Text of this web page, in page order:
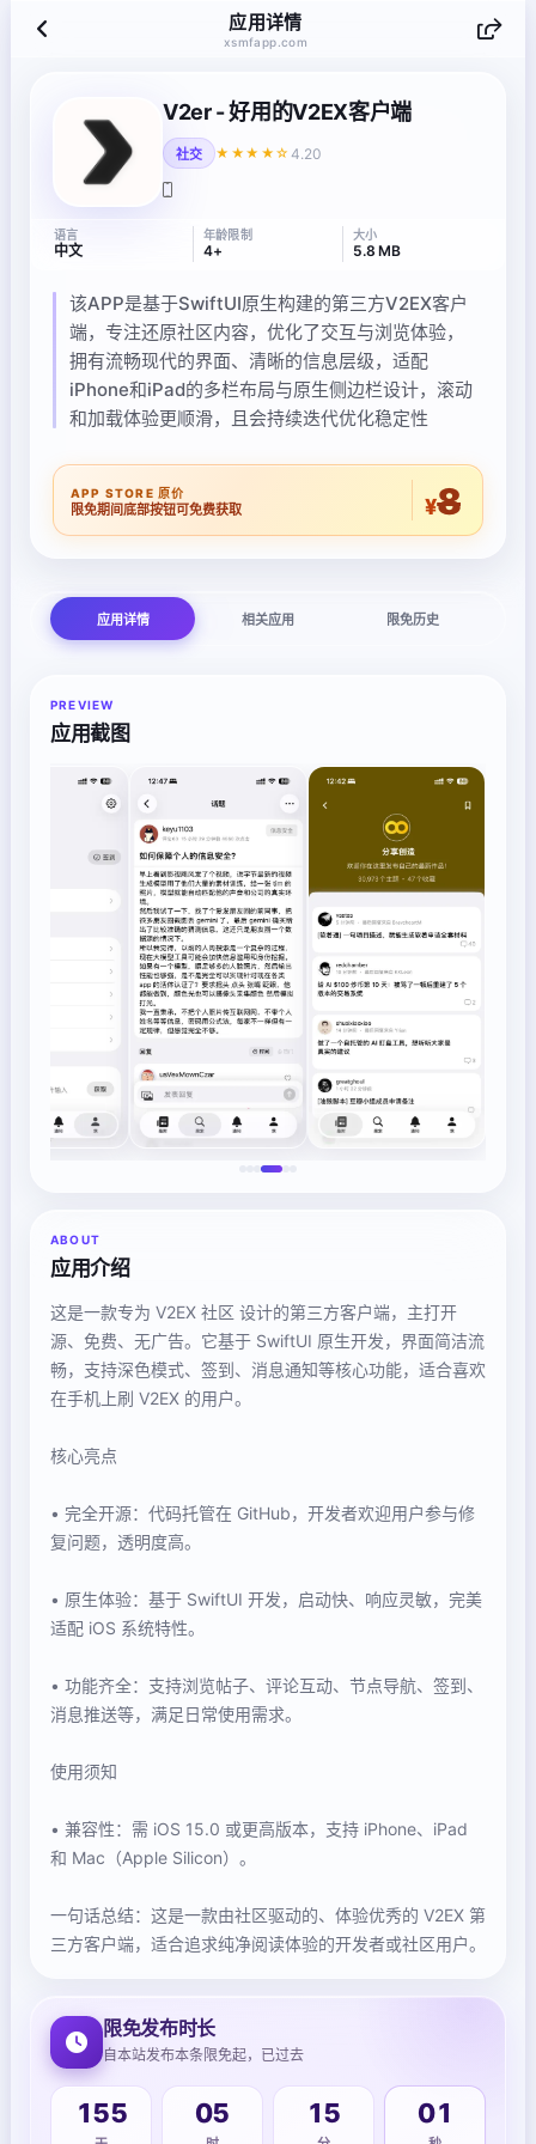
应用详情
xsmfapp.com
V2er - 好用的V2EX客户端
社交 ★★★★☆ 4.20
语言
中文
年龄限制
4+
大小
5.8 MB
该APP是基于SwiftUI原生构建的第三方V2EX客户
端，专注还原社区内容，优化了交互与浏览体验，
拥有流畅现代的界面、清晰的信息层级，适配
iPhone和iPad的多栏布局与原生侧边栏设计，滚动
和加载体验更顺滑，且会持续迭代优化稳定性
APP STORE 原价
限免期间底部按钮可免费获取 ¥8
应用详情 相关应用 限免历史
PREVIEW
应用截图
ABOUT
应用介绍
这是一款专为 V2EX 社区 设计的第三方客户端，主打开
源、免费、无广告。它基于 SwiftUI 原生开发，界面简洁流
畅，支持深色模式、签到、消息通知等核心功能，适合喜欢
在手机上刷 V2EX 的用户。
核心亮点
• 完全开源：代码托管在 GitHub，开发者欢迎用户参与修
复问题，透明度高。
• 原生体验：基于 SwiftUI 开发，启动快、响应灵敏，完美
适配 iOS 系统特性。
• 功能齐全：支持浏览帖子、评论互动、节点导航、签到、
消息推送等，满足日常使用需求。
使用须知
• 兼容性：需 iOS 15.0 或更高版本，支持 iPhone、iPad
和 Mac（Apple Silicon）。
一句话总结：这是一款由社区驱动的、体验优秀的 V2EX 第
三方客户端，适合追求纯净阅读体验的开发者或社区用户。
限免发布时长
自本站发布本条限免起，已过去
155 05 15 01